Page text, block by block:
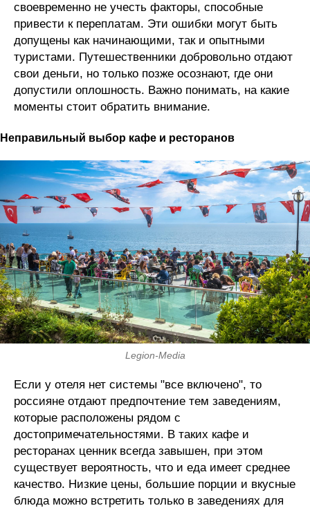
своевременно не учесть факторы, способные
привести к переплатам. Эти ошибки могут быть
допущены как начинающими, так и опытными
туристами. Путешественники добровольно отдают
свои деньги, но только позже осознают, где они
допустили оплошность. Важно понимать, на какие
моменты стоит обратить внимание.
Неправильный выбор кафе и ресторанов
Legion-Media
Если у отеля нет системы "все включено", то
россияне отдают предпочтение тем заведениям,
которые расположены рядом с
достопримечательностями. В таких кафе и
ресторанах ценник всегда завышен, при этом
существует вероятность, что и еда имеет среднее
качество. Низкие цены, большие порции и вкусные
блюда можно встретить только в заведениях для